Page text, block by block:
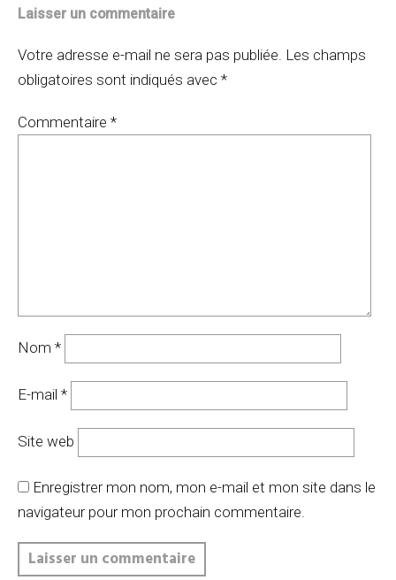
Laisser un commentaire
Votre adresse e-mail ne sera pas publiée. Les champs
obligatoires sont indiqués avec *
Commentaire *
Nom *
E-mail *
Site web
Enregistrer mon nom, mon e-mail et mon site dans le
navigateur pour mon prochain commentaire.